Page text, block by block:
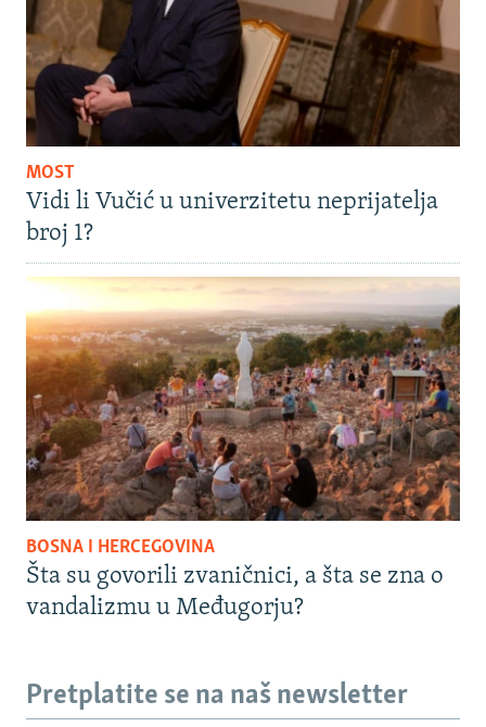
MOST
Vidi li Vučić u univerzitetu neprijatelja
broj 1?
BOSNA I HERCEGOVINA
Šta su govorili zvaničnici, a šta se zna o
vandalizmu u Međugorju?
Pretplatite se na naš newsletter